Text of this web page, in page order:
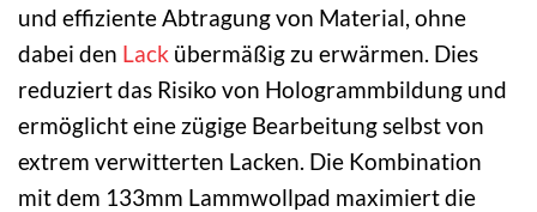
und effiziente Abtragung von Material, ohne
dabei den Lack übermäßig zu erwärmen. Dies
reduziert das Risiko von Hologrammbildung und
ermöglicht eine zügige Bearbeitung selbst von
extrem verwitterten Lacken. Die Kombination
mit dem 133mm Lammwollpad maximiert die